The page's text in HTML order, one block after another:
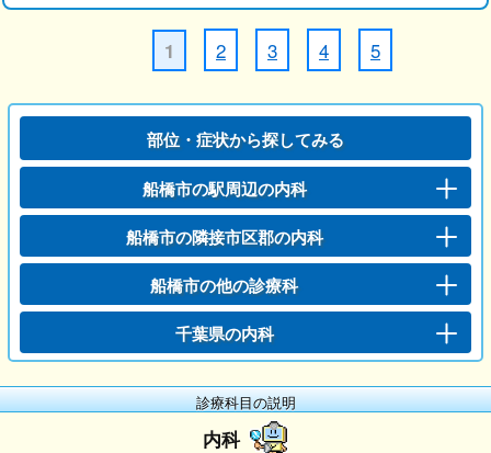
1 2 3 4 5
部位・症状から探してみる
船橋市の駅周辺の内科
船橋市の隣接市区郡の内科
船橋市の他の診療科
千葉県の内科
診療科目の説明
内科